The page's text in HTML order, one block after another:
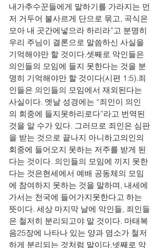
내가추수꾼들에게 말하기를 가라지는 먼
저 거두어 불사르게 단으로 묶고, 곡식은
모아 내 곳간에넣으라 하리라”고 분명히
우리 주님이 결론으로 말씀하신 사실을
기억해야만 할 것이다.셋째로 악인들은
의인들의 모임에 들지 못한다는 것을 분
명히 기억해야만 할 것이다(시편 1:5).죄
인들은 의인들의 모임에서 재외된다는
사실이다. 엣날 성경에는 “죄인이 의인
의 회중에 들지못하리로다”라고 번역된
것을 알 수가 있다. 그러므로 죄인은 심판
을 받는 것으로 끝나지 아니하고의인의
회중에 들어오지 못하는 저주를 받게 된
다는 것이다. 의인들의 모임에 끼지 못한
다는 것은현세에서 예배 공동체의 모임
에 참여하지 못하는 것을 말하며, 내세에
가서는 천국에 들어가지못한다고 하는
뜻이다. 세상 마지막 날에 악인들, 죄인들
은 철저히 분리되고야 말 것이다. 마태복
음25장에 나타나 있는 양과 염소가 철저
하게 분리되는 것처럼 말이다.넷째로 악